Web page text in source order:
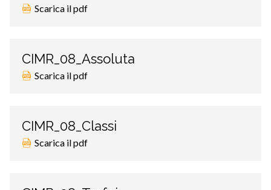
Scarica il pdf
CIMR_08_Assoluta
Scarica il pdf
CIMR_08_Classi
Scarica il pdf